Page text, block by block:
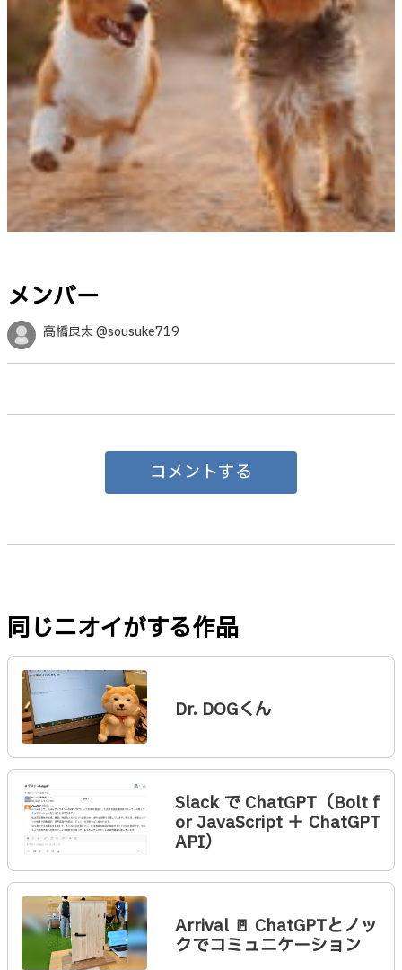
メンバー
高橋良太 @sousuke719
コメントする
同じニオイがする作品
Dr. DOGくん
Slack で ChatGPT（Bolt f
or JavaScript ＋ ChatGPT
API）
Arrival 🚪 ChatGPTとノッ
クでコミュニケーション